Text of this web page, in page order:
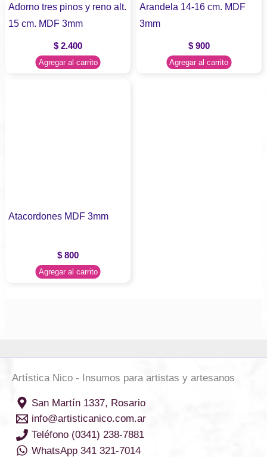
Adorno tres pinos y reno alt.
15 cm. MDF 3mm
$ 2.400
Agregar al carrito
Arandela 14-16 cm. MDF
3mm
$900
Agregar al carrito
Atacordones MDF 3mm
$ 800
Agregar al carrito
Artística Nico - Insumos para artistas y artesanos
San Martín 1337, Rosario
info@artisticanico.com.ar
Teléfono (0341) 238-7881
WhatsApp 341 321-7014